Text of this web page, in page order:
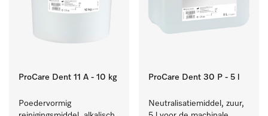
ProCare Dent 11 A - 10 kg
Poedervormig
ProCare Dent 30 P - 5 l
Neutralisatiemiddel, zuur,